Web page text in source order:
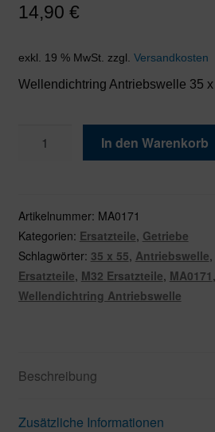
14,90 €
exkl. 19 % MwSt. zzgl. Versandkosten
Wellendichtring Antriebswelle 35 x
Wellendichtring
x
55
Menge
In den Warenkorb
Artikelnummer: MA0171
Kategorien: Ersatzteile, Getriebe
Schlagwörter: 35 x 55, Antriebswelle,
Ersatzteile, M32 Ersatzteile, MA0171 ,
Wellendichtring Antriebswelle
Beschreibung
Zusätzliche Informationen